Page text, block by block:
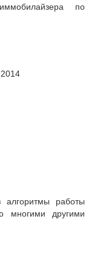
по
работы
многими другими